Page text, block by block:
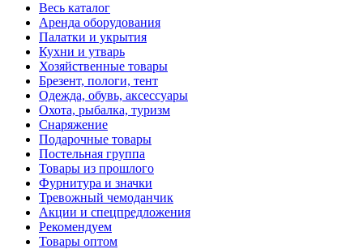
Весь каталог
Аренда оборудования
Палатки и укрытия
Кухни и утварь
Хозяйственные товары
Брезент, пологи, тент
Одежда, обувь, аксессуары
Охота, рыбалка, туризм
Снаряжение
Подарочные товары
Постельная группа
Товары из прошлого
Фурнитура и значки
Тревожный чемоданчик
Акции и спецпредложения
Рекомендуем
Товары оптом